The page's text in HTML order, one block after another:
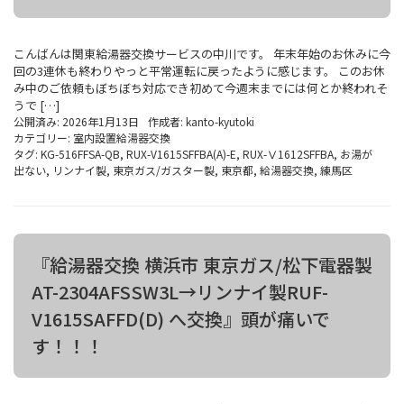
こんばんは関東給湯器交換サービスの中川です。 年末年始のお休みに今
回の3連休も終わりやっと平常運転に戻ったように感じます。 このお休
み中のご依頼もぼちぼち対応でき初めて今週末までには何とか終われそ
うで […]
公開済み: 2026年1月13日 作成者: kanto-kyutoki
カテゴリー: 室内設置給湯器交換
タグ: KG-516FFSA-QB, RUX-V1615SFFBA(A)-E, RUX-Ⅴ1612SFFBA, お湯が
出ない, リンナイ製, 東京ガス/ガスター製, 東京都, 給湯器交換, 練馬区
『給湯器交換 横浜市 東京ガス/松下電器製
AT-2304AFSSW3L→リンナイ製RUF-
V1615SAFFD(D) へ交換』頭が痛いで
す！！！